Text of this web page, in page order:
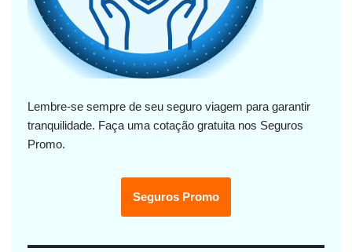
Lembre-se sempre de seu seguro viagem para garantir
tranquilidade. Faça uma cotação gratuita nos Seguros
Promo.
Seguros Promo